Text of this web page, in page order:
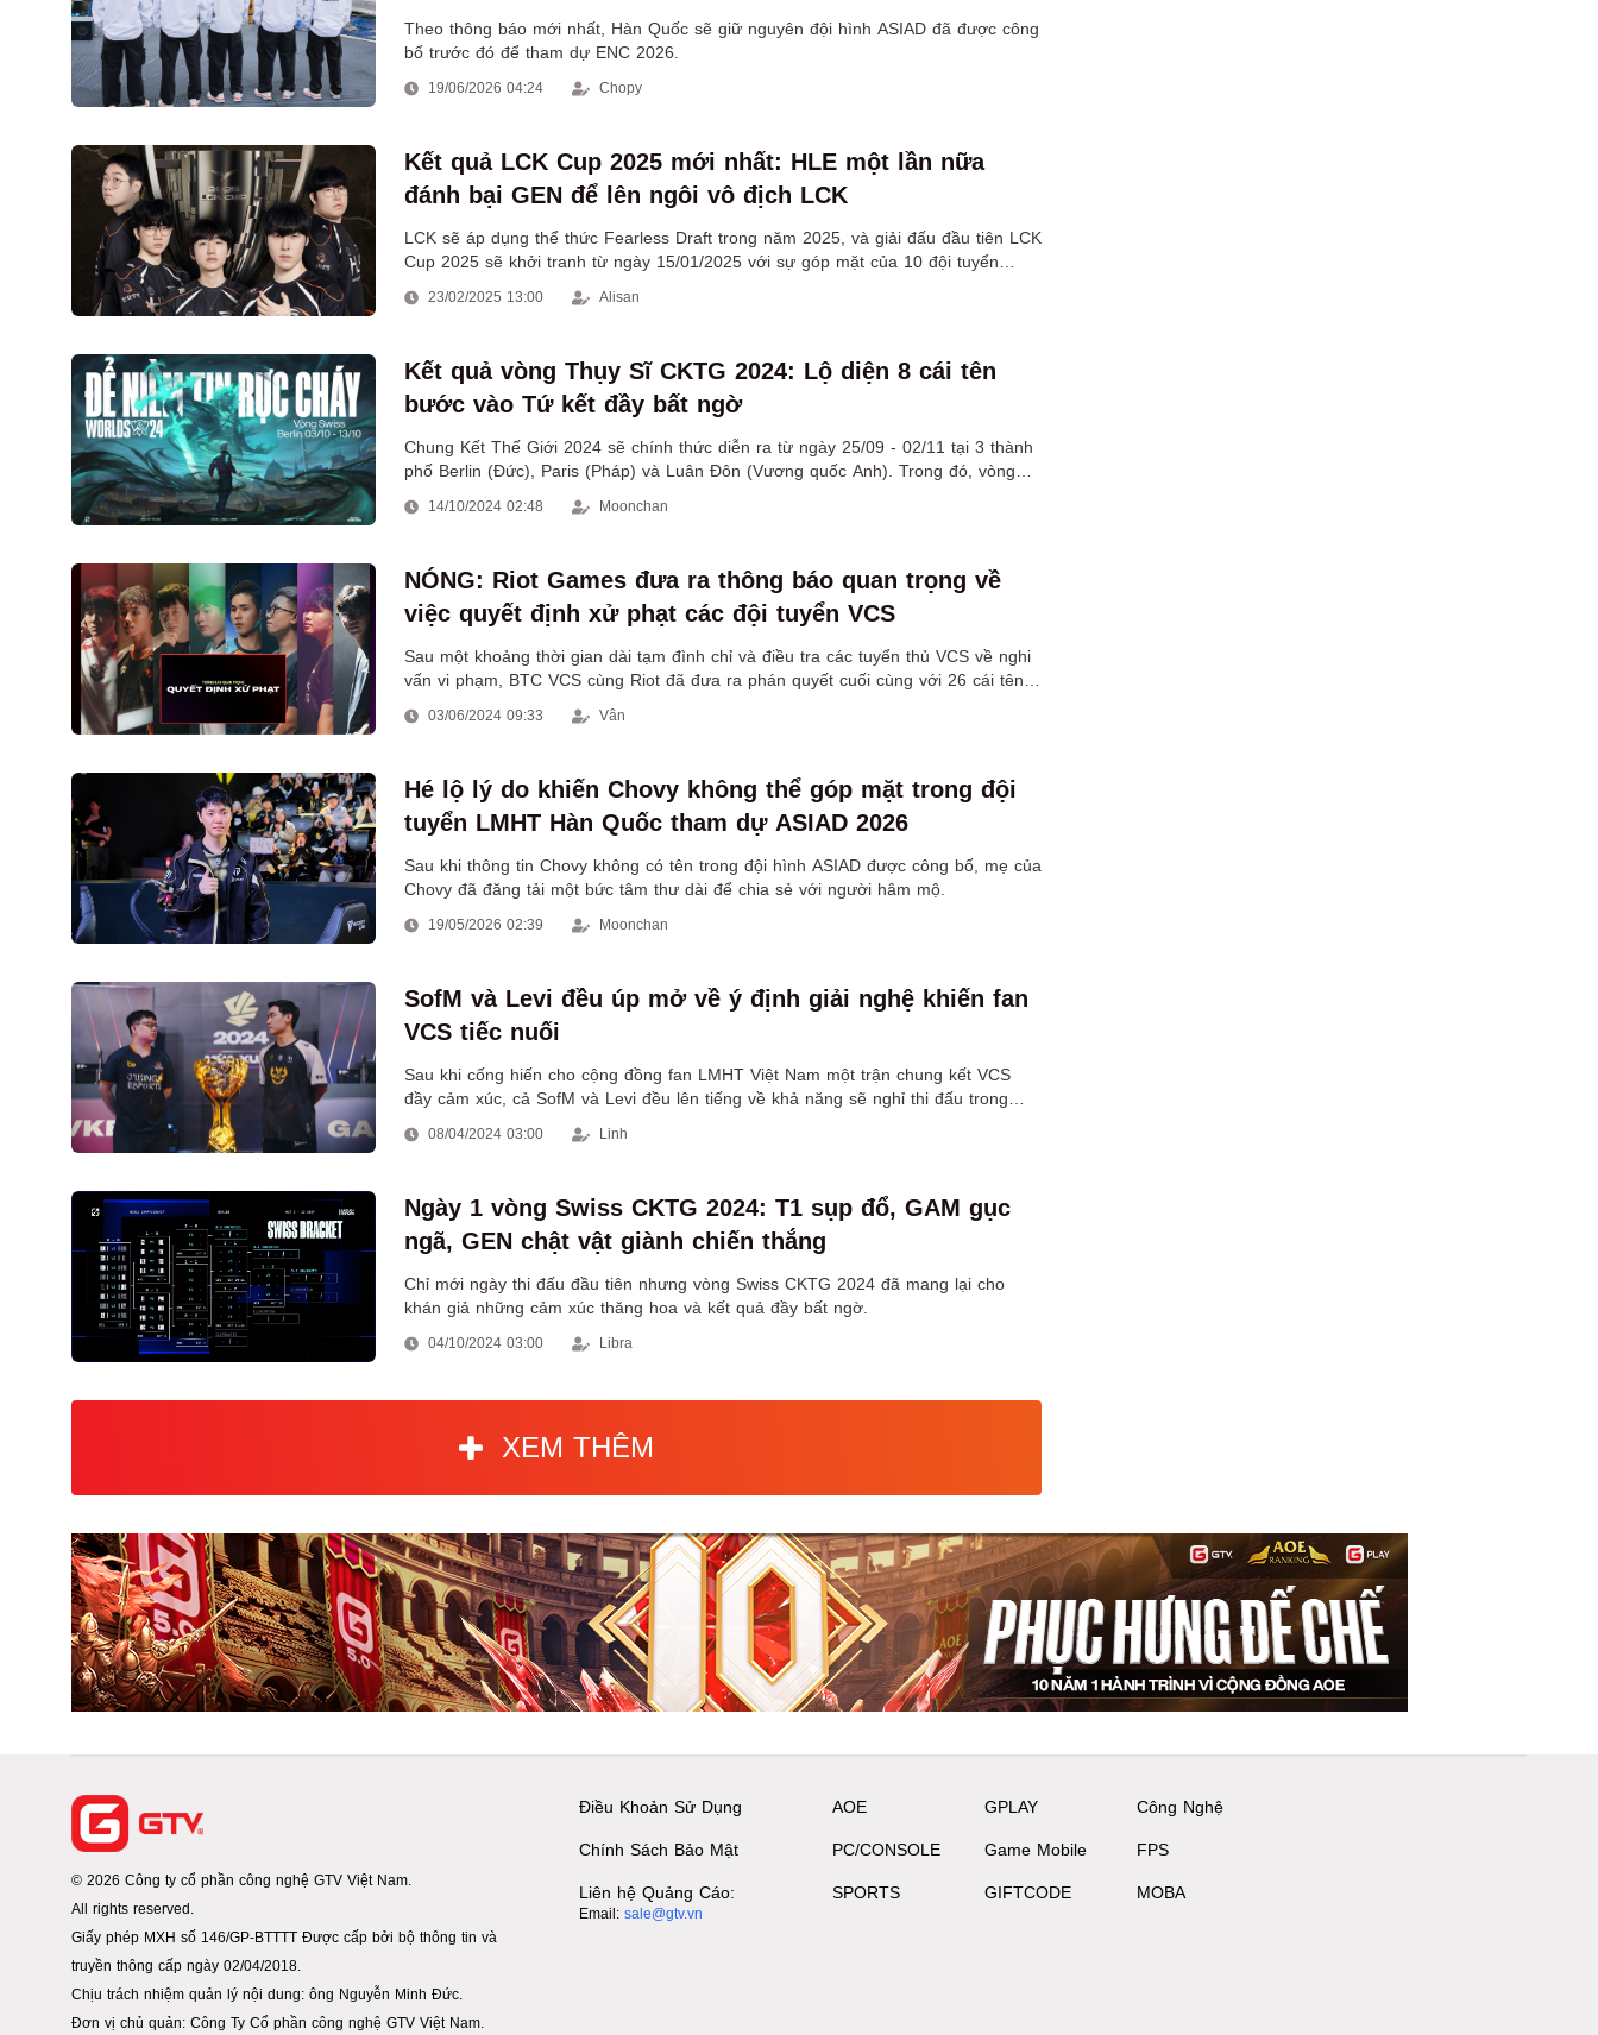
Theo thông báo mới nhất, Hàn Quốc sẽ giữ nguyên đội hình ASIAD đã được công
bố trước đó để tham dự ENC 2026.
19/06/2026 04:24 Chopy
Kết quả LCK Cup 2025 mới nhất: HLE một lần nữa
đánh bại GEN để lên ngôi vô địch LCK
LCK sẽ áp dụng thể thức Fearless Draft trong năm 2025, và giải đấu đầu tiên LCK
Cup 2025 sẽ khởi tranh từ ngày 15/01/2025 với sự góp mặt của 10 đội tuyển
23/02/2025 13:00 Alisan
Kết quả vòng Thụy Sĩ CKTG 2024: Lộ diện 8 cái tên
bước vào Tứ kết đầy bất ngờ
Chung Kết Thế Giới 2024 sẽ chính thức diễn ra từ ngày 25/09 - 02/11 tại 3 thành
phố Berlin (Đức), Paris (Pháp) và Luân Đôn (Vương quốc Anh). Trong đó, vòng
14/10/2024 02:48 Moonchan
NÓNG: Riot Games đưa ra thông báo quan trọng về
việc quyết định xử phạt các đội tuyển VCS
Sau một khoảng thời gian dài tạm đình chỉ và điều tra các tuyển thủ VCS về nghi
vấn vi phạm, BTC VCS cùng Riot đã đưa ra phán quyết cuối cùng với 26 cái tên
03/06/2024 09:33 Vân
Hé lộ lý do khiến Chovy không thể góp mặt trong đội
tuyển LMHT Hàn Quốc tham dự ASIAD 2026
Sau khi thông tin Chovy không có tên trong đội hình ASIAD được công bố, mẹ của
Chovy đã đăng tải một bức tâm thư dài để chia sẻ với người hâm mộ.
19/05/2026 02:39 Moonchan
SofM và Levi đều úp mở về ý định giải nghệ khiến fan
VCS tiếc nuối
Sau khi cống hiến cho cộng đồng fan LMHT Việt Nam một trận chung kết VCS
đầy cảm xúc, cả SofM và Levi đều lên tiếng về khả năng sẽ nghỉ thi đấu trong
08/04/2024 03:00 Linh
Ngày 1 vòng Swiss CKTG 2024: T1 sụp đổ, GAM gục
ngã, GEN chật vật giành chiến thắng
Chỉ mới ngày thi đấu đầu tiên nhưng vòng Swiss CKTG 2024 đã mang lại cho
khán giả những cảm xúc thăng hoa và kết quả đầy bất ngờ.
04/10/2024 03:00 Libra
XEM THÊM
© 2026 Công ty cổ phần công nghệ GTV Việt Nam.
All rights reserved.
Giấy phép MXH số 146/GP-BTTTT Được cấp bởi bộ thông tin và
truyền thông cấp ngày 02/04/2018.
Chịu trách nhiệm quản lý nội dung: ông Nguyễn Minh Đức.
Đơn vị chủ quản: Công Ty Cổ phần công nghệ GTV Việt Nam.
Điều Khoản Sử Dụng
Chính Sách Bảo Mật
Liên hệ Quảng Cáo:
Email: sale@gtv.vn
AOE
PC/CONSOLE
SPORTS
GPLAY
Game Mobile
GIFTCODE
Công Nghệ
FPS
MOBA